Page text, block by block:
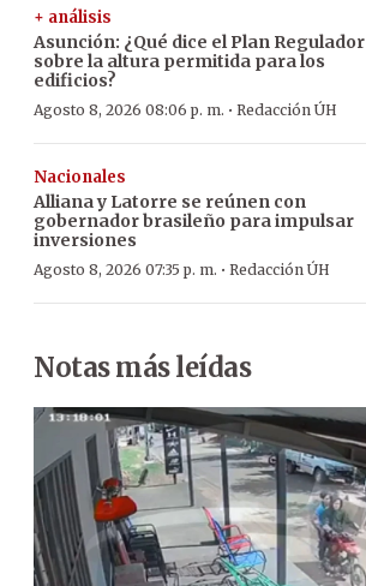
+ análisis
Asunción: ¿Qué dice el Plan Regulador
sobre la altura permitida para los
edificios?
Agosto 8, 2026 08:06 p. m. · Redacción ÚH
Nacionales
Alliana y Latorre se reúnen con
gobernador brasileño para impulsar
inversiones
Agosto 8, 2026 07:35 p. m. · Redacción ÚH
Notas más leídas